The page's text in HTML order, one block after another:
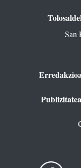
San